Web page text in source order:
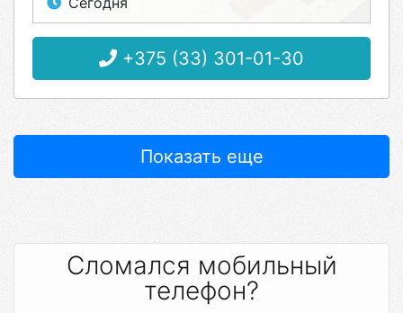
+375 (33) 301-01-30
Показать еще
Сломался мобильный
телефон?